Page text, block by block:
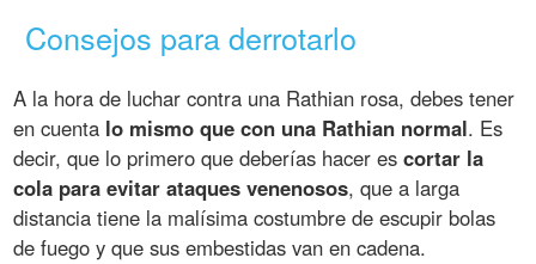
Consejos para derrotarlo
A la hora de luchar contra una Rathian rosa, debes tener
en cuenta lo mismo que con una Rathian normal. Es
decir, que lo primero que deberías hacer escortar la
cola para evitar ataques venenosos, que a larga
distancia tiene la malísima costumbre de escupir bolas
de fuego y que sus embestidas van en cadena.